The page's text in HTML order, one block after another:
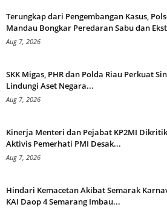
Terungkap dari Pengembangan Kasus,
Mandau Bongkar Peredaran Sabu dan
Aug 7, 2026
SKK Migas, PHR dan Polda Riau Perkuat
Lindungi Aset Negara...
Aug 7, 2026
Kinerja Menteri dan Pejabat KP2MI
Aktivis Pemerhati PMI Desak...
Aug 7, 2026
Hindari Kemacetan Akibat Semarak
KAI Daop 4 Semarang Imbau...